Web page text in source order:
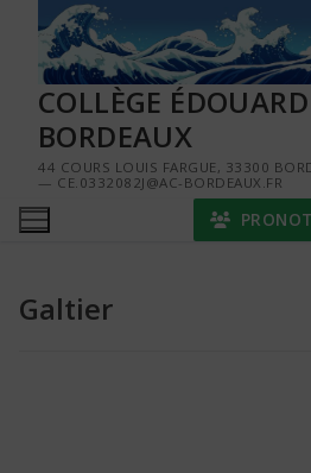
contenu
COLLÈGE
BORDEAUX
44 COURS LOUIS FARGUE, 33300
— CE.0332082J@AC-BORDEAUX.FR
Galtier